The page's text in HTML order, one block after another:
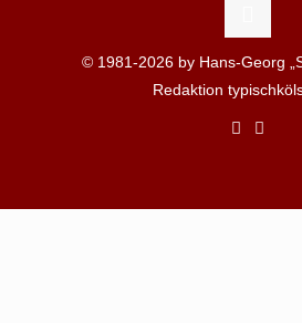
© 1981-2026 by Hans-Georg
Redaktion